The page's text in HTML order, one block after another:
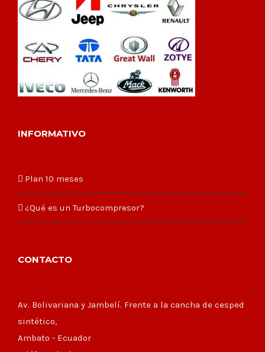
INFORMATIVO
Plan 10 meses
¿Qué es un Turbocompresor?
CONTACTO
Av. Bolivariana y Jambelí. Frente a la cancha de cesped
sintético,
Ambato - Ecuador